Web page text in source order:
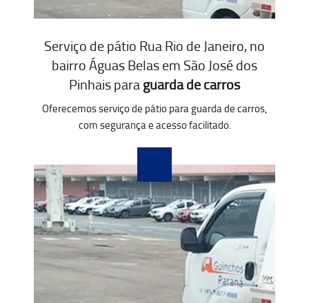
Serviço de pátio Rua Rio de Janeiro, no
bairro Águas Belas em São José dos
Pinhais paraguarda de carros
Oferecemos serviço de pátio para guarda de carros,
com segurança e acesso facilitado.